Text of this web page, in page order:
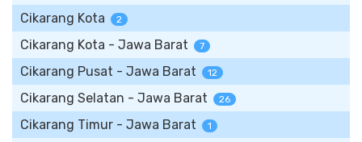
Cikarang Kota 2
Cikarang Kota - Jawa Barat 7
Cikarang Pusat - Jawa Barat 12
Cikarang Selatan - Jawa Barat 26
Cikarang Timur - Jawa Barat 1